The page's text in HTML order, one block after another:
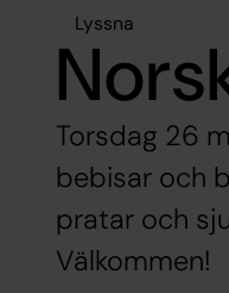
Lyssna
Torsdag 26
bebisar och
pratar och
Välkommen!